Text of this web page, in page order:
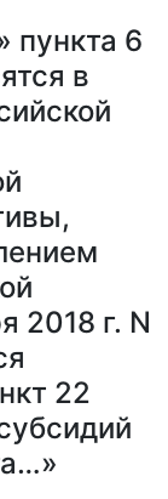
пункта 6
в
2018 г. N
22